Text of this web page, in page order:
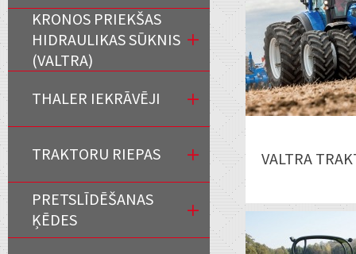
VALTRA
KRONOS PRIEKŠAS
HIDRAULIKAS SŪKNIS
(VALTRA)
THALER IEKRĀVĒJI
TRAKTORU RIEPAS
PRETSLĪDĒŠANAS
ĶĒDES